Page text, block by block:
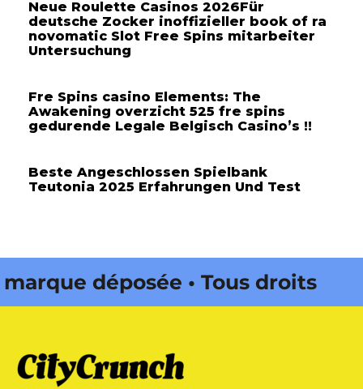
Neue Roulette Casinos 2026Für
deutsche Zocker inoffizieller book of ra
novomatic Slot Free Spins mitarbeiter
Untersuchung
Fre Spins casino Elements: The
Awakening overzicht 525 fre spins
gedurende Legale Belgisch Casino’s !!
Beste Angeschlossen Spielbank
Teutonia 2025 Erfahrungen Und Test
déposée • Tous droits
déposée • Tous droits